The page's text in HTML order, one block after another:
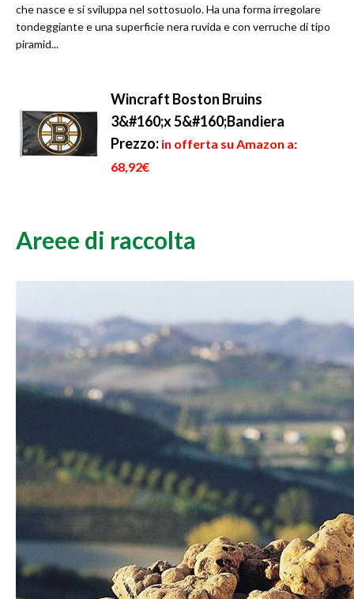
che nasce e si sviluppa nel sottosuolo. Ha una forma irregolare
tondeggiante e una superficie nera ruvida e con verruche di tipo
piramid...
Wincraft Boston Bruins
3&#160;x 5&#160;Bandiera
Prezzo: in offerta su Amazon a:
68,92€
Areee di raccolta